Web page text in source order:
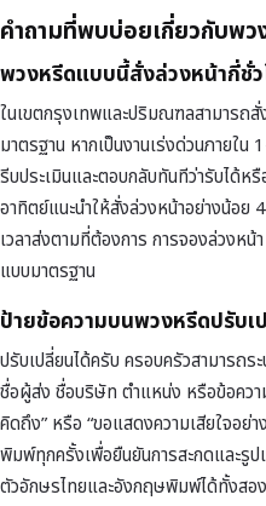
คำถามที่พบบ่อยเกี่ยวกับพ
พวงหรีดแบบนี้สั่งล่วงหน้ากี่ชั่ว
ในเขตกรุงเทพและปริมณฑลสามารถ
มาตรฐาน หากเป็นงานเร่งด่วนภายใน
รีบประเมินและตอบกลับทันทีว่ารับได้ห
อาทิตย์แนะนำให้สั่งล่วงหน้าอย่างน้อย
เวลาส่งตามที่ต้องการ การจองล่วงห
แบบมาตรฐาน
ป้ายข้อความบนพวงหรีดปรับเ
ปรับเปลี่ยนได้ครับ ครอบครัวสามารถ
ชื่อผู้ส่ง ชื่อบริษัท ตำแหน่ง หรือข้อควา
คิดถึง” หรือ “ขอแสดงความเสียใจอย่
พิมพ์ทุกครั้งเพื่อยืนยันการสะกดและรู
ตัวอักษรไทยและอังกฤษพิมพ์ได้ทั้งสอ